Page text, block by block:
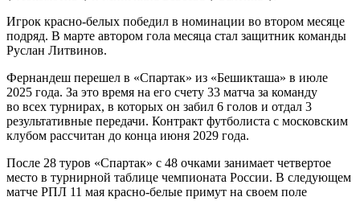
Игрок красно-белых победил в номинации во втором месяце
подряд. В марте автором гола месяца стал защитник команды
Руслан Литвинов.
Фернандеш перешел в «Спартак» из «Бешикташа» в июле
2025 года. За это время на его счету 33 матча за команду
во всех турнирах, в которых он забил 6 голов и отдал 3
результативные передачи. Контракт футболиста с московским
клубом рассчитан до конца июня 2029 года.
После 28 туров «Спартак» с 48 очками занимает четвертое
место в турнирной таблице чемпионата России. В следующем
матче РПЛ 11 мая красно-белые примут на своем поле